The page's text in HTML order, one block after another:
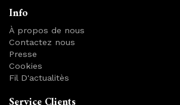
Info
À propos de nous
Contactez nous
Presse
Cookies
Fil D'actualitès